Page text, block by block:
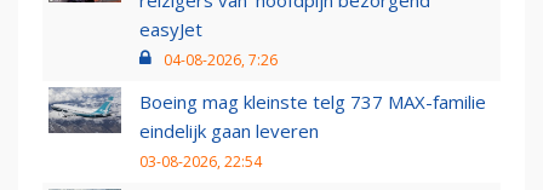
easyJet
04-08-2026, 7:26
Boeing mag kleinste telg 737 MAX-familie
eindelijk gaan leveren
03-08-2026, 22:54